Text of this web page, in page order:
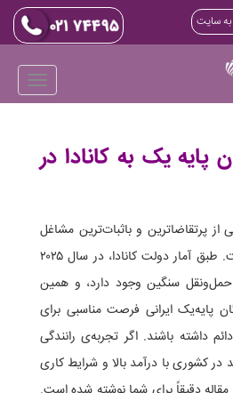
به سایت
پایه یک به کانادا در
از پرتقاضاترین و با‌ثبات‌ترین مشاغل
حال حاضر این کشور است. طبق آمار دولت کانادا، در سال ۲۰۲۵
سنگین وجود دارد، و همین
پایه‌یک ایرانی فرصت مناسبی برای
داشته باشند. اگر تجربه‌ی رانندگی
در کشوری با درآمد بالا و شرایط کاری